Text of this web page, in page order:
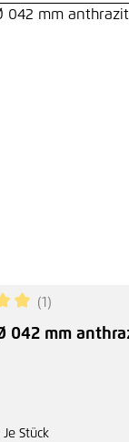
(1)
042 mm
Je Stück